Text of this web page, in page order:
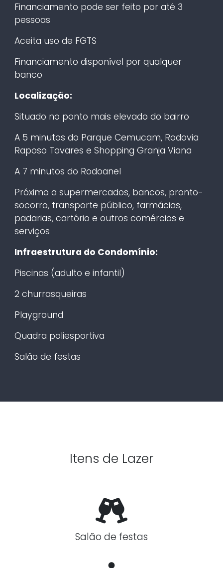
Financiamento pode ser feito por até 3
pessoas
Aceita uso de FGTS
Financiamento disponível por qualquer
banco
Localização:
Situado no ponto mais elevado do bairro
A 5 minutos do Parque Cemucam, Rodovia
Raposo Tavares e Shopping Granja Viana
A 7 minutos do Rodoanel
Próximo a supermercados, bancos, pronto-
socorro, transporte público, farmácias,
padarias, cartório e outros comércios e
serviços
Infraestrutura do Condomínio:
Piscinas (adulto e infantil)
2 churrasqueiras
Playground
Quadra poliesportiva
Salão de festas
Itens de Lazer
Salão de festas